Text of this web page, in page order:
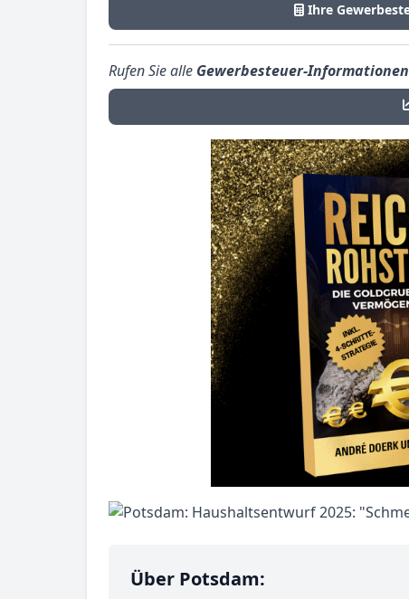
Ihre
Rufen Sie alle Gewerbesteuer-Informationen
Über Potsdam: